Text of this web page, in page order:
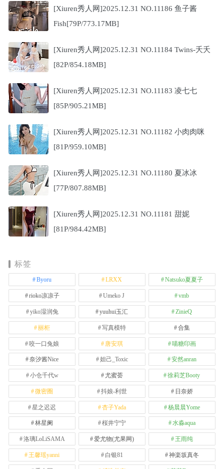
[Xiuren秀人网]2025.12.31 NO.11186 鱼子酱
Fish[79P/773.17MB]
[Xiuren秀人网]2025.12.31 NO.11184 Twins-夭夭
[82P/854.18MB]
[Xiuren秀人网]2025.12.31 NO.11183 凌七七
[85P/905.21MB]
[Xiuren秀人网]2025.12.31 NO.11182 小肉肉咪
[81P/959.10MB]
[Xiuren秀人网]2025.12.31 NO.11180 夏冰冰
[77P/807.88MB]
[Xiuren秀人网]2025.12.31 NO.11181 甜妮
[81P/984.42MB]
标签
Byoru LRXX Natsuko夏夏子
rioko凉凉子 Umeko J vmb
yiko湿润兔 yuuhui玉汇 ZinieQ
丽柜 写真模特 合集
咬一口兔娘 唐安琪 喵糖印画
奈汐酱Nice 妲己_Toxic 安然anran
小仓千代w 尤蜜荟 徐莉芝Booty
微密圈 抖娘-利世 日奈娇
星之迟迟 杏子Yada 杨晨晨Yome
林星阑 桜井宁宁 水淼aqua
洛璃LoLiSAMA 爱尤物(尤果网) 王雨纯
王馨瑶yanni 白银81 神楽坂真冬